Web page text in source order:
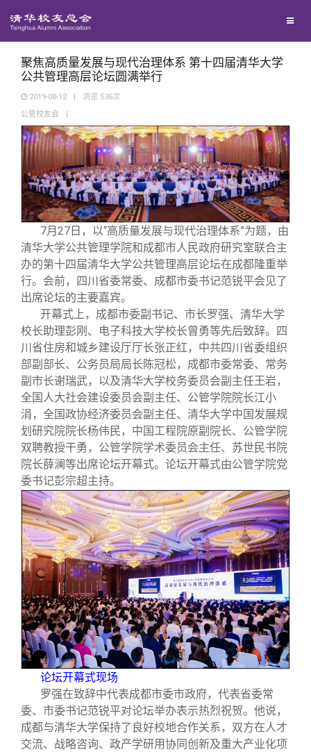
地区联络
年级联络
院系校友工作
专业委员会
兴趣群体
西南联大校友会
回馈母校
捐赠项目
捐赠新闻
捐赠纪事
捐赠方法
义工计划
媒体平台
《清华校友通讯》
《水木清华》
我要订阅
新媒体平台
百年清华
清华人物
清华故事
青春风采
校友文苑
校友讲坛
校友视界
校友服务
终身学习
信息化服务
三创大赛
实用信息
校友总会
总会简介
会长致辞
总会章程
理事会名单
制度法规
关闭
聚焦高质量发展与现代治理体系 第十四届清华大学
公共管理高层论坛圆满举行
2019-08-12 | 浏览 536次
公管校友会
|
7月27日，以“高质量发展与现代治理体系”为题，由
清华大学公共管理学院和成都市人民政府研究室联合主
办的第十四届清华大学公共管理高层论坛在成都隆重举
行。会前，四川省委常委、成都市委书记范锐平会见了
出席论坛的主要嘉宾。
开幕式上，成都市委副书记、市长罗强、清华大学
校长助理彭刚、电子科技大学校长曾勇等先后致辞。四
川省住房和城乡建设厅厅长张正红，中共四川省委组织
部副部长、公务员局局长陈冠松，成都市委常委、常务
副市长谢瑞武，以及清华大学校务委员会副主任王岩，
全国人大社会建设委员会副主任、公管学院院长江小
涓，全国政协经济委员会副主任、清华大学中国发展规
划研究院院长杨伟民，中国工程院原副院长、公管学院
双聘教授干勇，公管学院学术委员会主任、苏世民书院
院长薛澜等出席论坛开幕式。论坛开幕式由公管学院党
委书记彭宗超主持。
论坛开幕式现场
罗强在致辞中代表成都市委市政府，代表省委常
委、市委书记范锐平对论坛举办表示热烈祝贺。他说，
成都与清华大学保持了良好校地合作关系，双方在人才
交流、战略咨询、政产学研用协同创新及重大产业化项